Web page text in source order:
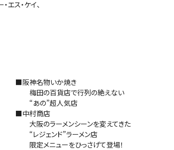
・ケイ、
■阪神名物いか焼き
梅田の百貨店で行列の絶えない
“あの”超人気店
■中村商店
大阪のラーメンシーンを変えてきた
“レジェンド”ラーメン店
限定メニューをひっさげて登場！